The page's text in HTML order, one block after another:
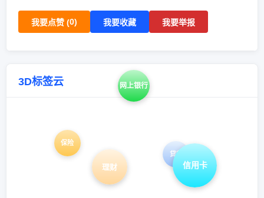
我要点赞 (0) 我要收藏 我要举报
3D标签云
信用卡
理财
贷款
网上银行
保险